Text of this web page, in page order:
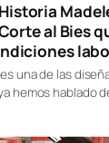
al Bies
una de las
hemos hablado